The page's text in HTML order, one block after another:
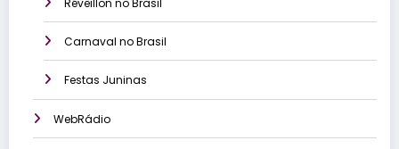
Carnaval no Brasil
Festas Juninas
WebRádio